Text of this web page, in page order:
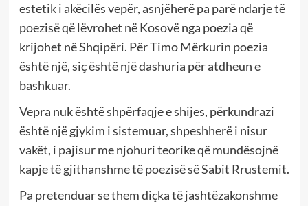
estetik i akëcilës vepër, asnjëherë pa parë ndarje të
poezisë që lëvrohet në Kosovë nga poezia që
krijohet në Shqipëri. Për Timo Mërkurin poezia
është një, siç është një dashuria për atdheun e
bashkuar.
Vepra nuk është shpërfaqje e shijes, përkundrazi
është një gjykim i sistemuar, shpeshherë i nisur
vakët, i pajisur me njohuri teorike që mundësojnë
kapje të gjithanshme të poezisë së Sabit Rrustemit.
Pa pretenduar se them diçka të jashtëzakonshme